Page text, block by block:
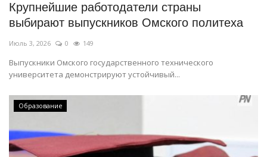
Крупнейшие работодатели страны
выбирают выпускников Омского политеха
Июль 3, 2026 0 149
Выпускники Омского государственного технического
университета демонстрируют устойчивый...
Образование